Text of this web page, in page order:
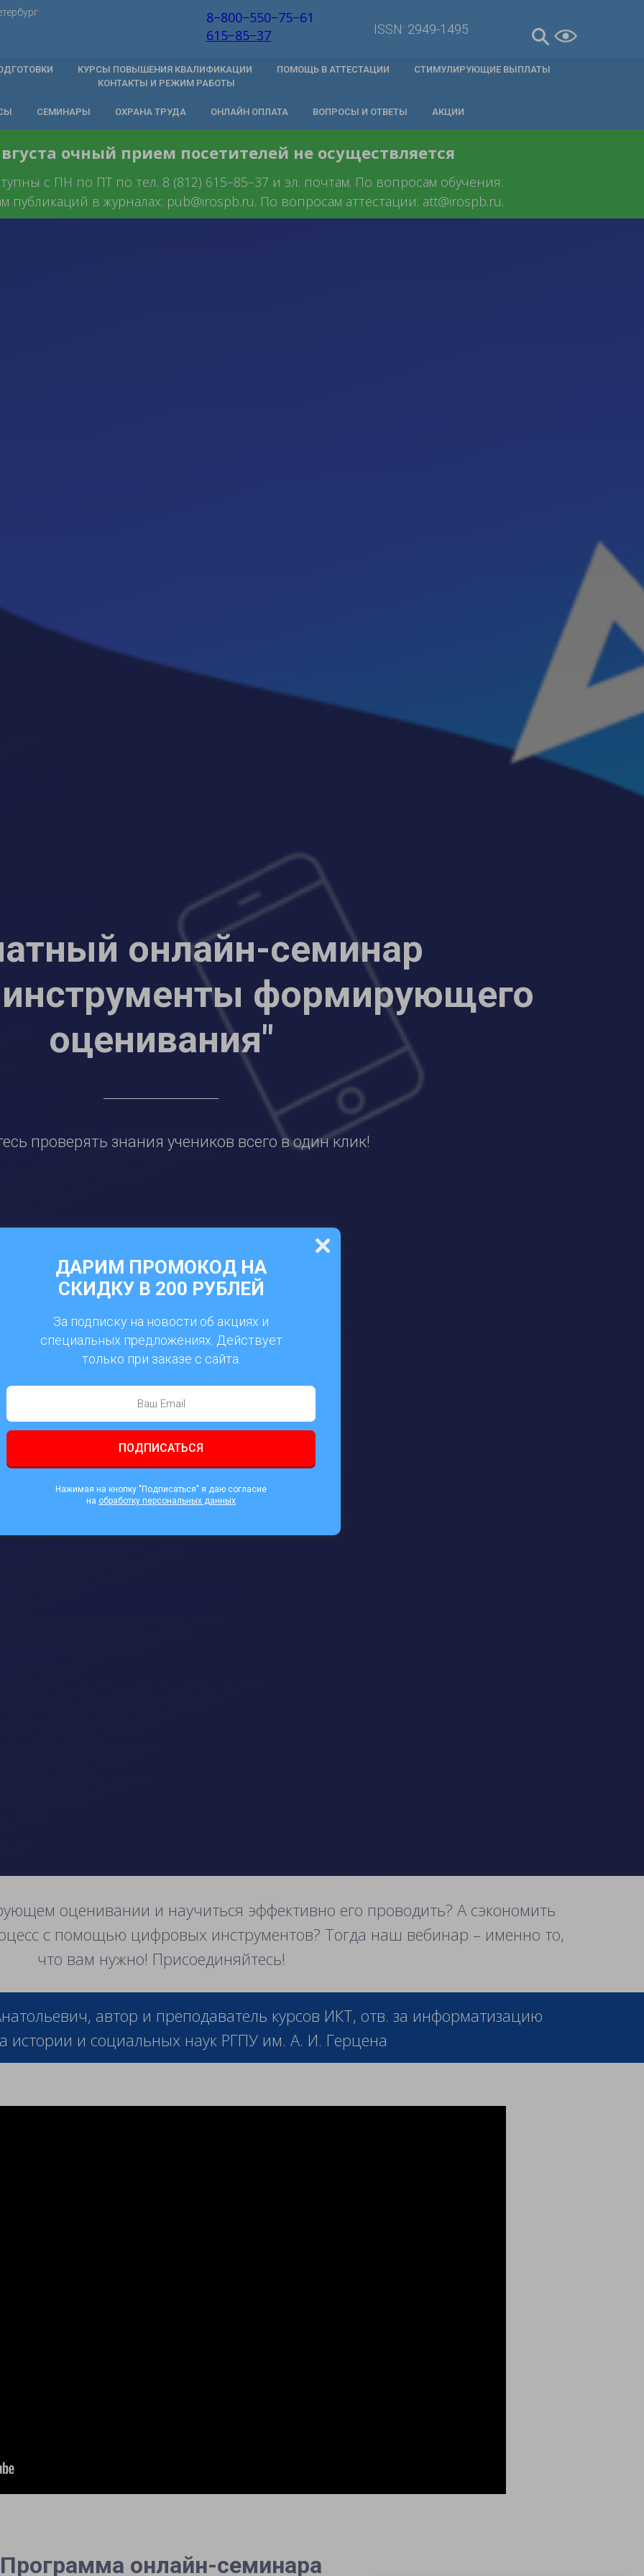
ДАРИМ ПРОМОКОД НА
СКИДКУ В 200 РУБЛЕЙ
За подписку на новости об акциях и
специальных предложениях. Действует
только при заказе с сайта.
ПОДПИСАТЬСЯ
Нажимая на кнопку "Подписаться" я даю согласие
на обработку персональных данных
8−800−550−75−61
615−85−37 ISSN: 2949-1495
КУРСЫ ПОВЫШЕНИЯ КВАЛИФИКАЦИИ ПОМОЩЬ В АТТЕСТАЦИИ
СТИМУЛИРУЮЩИЕ ВЫПЛАТЫ
КОНТАКТЫ И РЕЖИМ РАБОТЫ
СЕМИНАРЫ ОХРАНА ТРУДА ОНЛАЙН ОПЛАТА ВОПРОСЫ И ОТВЕТЫ АКЦИИ
очный прием посетителей не осуществляется
с ПН по ПТ по тел. 8 (812) 615–85–37 и эл. почтам. По вопросам обучения:
публикаций в журналах: pub@irospb.ru. По вопросам аттестации: att@irospb.ru.
онлайн-семинар
формирующего
оценивания"
проверять знания учеников всего в один клик!
оценивании и научиться эффективно его проводить? А сэкономить
с помощью цифровых инструментов? Тогда наш вебинар – именно то,
что вам нужно! Присоединяйтесь!
автор и преподаватель курсов ИКТ, отв. за информатизацию
истории и социальных наук РГПУ им. А. И. Герцена
Программа онлайн-семинара